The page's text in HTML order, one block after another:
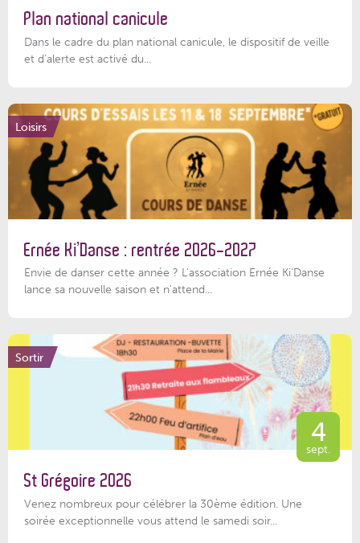
Plan national canicule
Dans le cadre du plan national canicule, le dispositif de veille
et d’alerte est activé du...
Loisirs
Ernée Ki’Danse : rentrée 2026-2027
Envie de danser cette année ? L'association Ernée Ki'Danse
lance sa nouvelle saison et n'attend...
Sortir
4
sept.
St Grégoire 2026
Venez nombreux pour célébrer la 30ème édition. Une
soirée exceptionnelle vous attend le samedi soir...